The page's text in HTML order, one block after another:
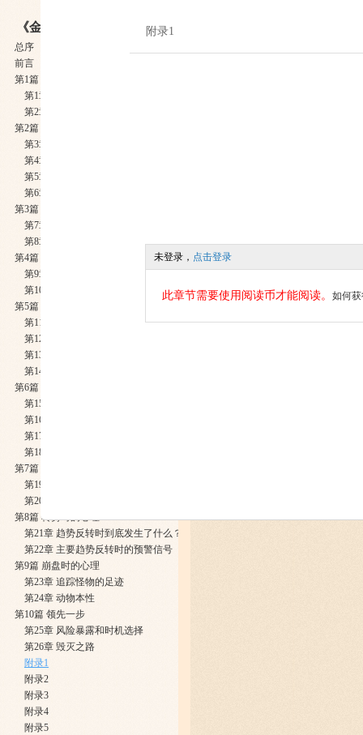
《金融心理学-掌握市场波动的真谛》
总序
前言
第1篇 时间和无知之神秘力量
第1章 理性人和实际世界
第2章 一些实用术语
第2篇 金融市场的四项基本原理
第3章 第一项基本原理：市场走在前面
第4章 第二项基本原理：市场是非理性的
第5章 第三项基本原理：混沌支配
第6章 第四项基本原理：技术图形自我实现
第3篇 人类心理
第7章 心理学的起源
第8章 主要流派
第4篇 群体行为
第9章 炼金师
第10章 心理与金融相结合
第5篇 市场信息心理学
第11章 最快的游戏
第12章 无风起浪？
第13章 小鱼和大鱼
​第14章 框架和态度
第6篇 趋势市的心理
第15章 趋势开始形成
第16章 和谐与共振
第17章 认识庞氏先生
第18章 牛市与熊市的差异
第7篇 平衡市的心理
​第19章 怀疑和犹豫
第20章 当市场过份扩张时
第8篇 转势时的心理
第21章 趋势反转时到底发生了什么？
第22章 主要趋势反转时的预警信号
第9篇 崩盘时的心理
第23章 追踪怪物的足迹
第24章 动物本性
第10篇 领先一步
第25章 风险暴露和时机选择
第26章 毁灭之路
附录1
附录2
附录3
附录4
附录5
附录1
未登录， 点击登录
此章节需要使用阅读币才能阅读。 如何